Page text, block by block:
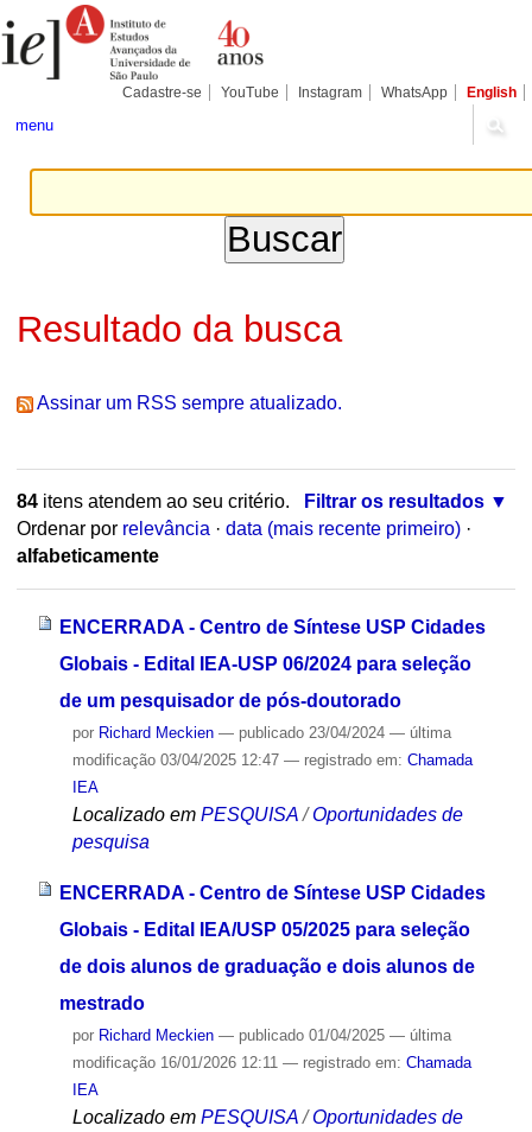
para
conteúdo.
Pessoais
Cadastre-se YouTube Instagram WhatsApp English
menu
Resultado da busca
Assinar um RSS sempre atualizado.
84itens atendem ao seu critério.
Filtrar os resultados
Ordenar por relevância · data (mais recente primeiro) ·
alfabeticamente
ENCERRADA - Centro de Síntese USP Cidades
Globais - Edital IEA-USP 06/2024 para seleção
de um pesquisador de pós-doutorado
por Richard Meckien — publicado23/04/2024 — última
modificação03/04/2025 12:47 — registrado em: Chamada
IEA
Localizado em PESQUISA /Oportunidades de
pesquisa
ENCERRADA - Centro de Síntese USP Cidades
Globais - Edital IEA/USP 05/2025 para seleção
de dois alunos de graduação e dois alunos de
mestrado
por Richard Meckien — publicado01/04/2025 — última
modificação16/01/2026 12:11 — registrado em: Chamada
IEA
Localizado em PESQUISA /Oportunidades de